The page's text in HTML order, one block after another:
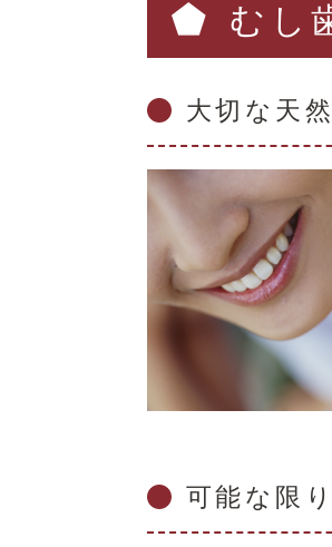
むし
大切な天
可能な限